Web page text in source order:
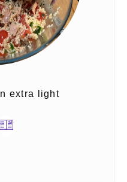
extra light